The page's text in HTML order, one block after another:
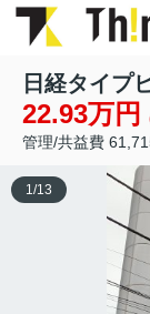
日経タイプ
22.93万円
管理/共益費
1/13